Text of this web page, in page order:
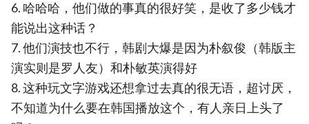
6. 哈哈哈，他们做的事真的很好笑，是收了多少钱才
能说出这种话？
7. 他们演技也不行，韩剧大爆是因为朴叙俊（韩版主
演实则是罗人友）和朴敏英演得好
8. 这种玩文字游戏还想拿过去真的很无语，超讨厌，
不知道为什么要在韩国播放这个，有人亲日上头了